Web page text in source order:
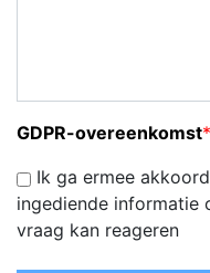
GDPR-overeenkomst*
Ik ga ermee
ingediende informatie
vraag kan reageren